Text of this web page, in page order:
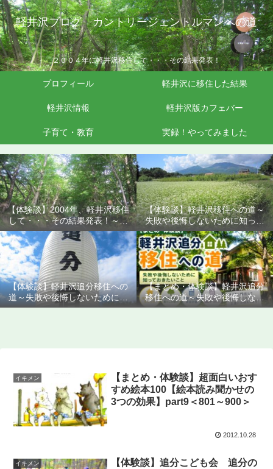
軽井沢ブログ カントリージェントルマンへの道
２００４年に軽井沢移住して・・・その結果発表！
プロフィール 軽井沢に移住した結果
軽井沢情報 軽井沢版カフェバー
子育て・教育 実録！やってみました
【体験談】2004年、軽井沢移住
して・・・その結果発表！～失
敗や後悔しないために知ってお
きたいこと
【体験談】軽井沢移住への道～
失敗や後悔しないために知って
おきたいこと
【体験談】軽井沢追分移住への
道～失敗や後悔しないために知
っておきたいこと
【まとめ・体験談】軽井沢追分
移住への道～失敗や後悔しない
ために知っておきたいこと
イキメン
【まとめ・体験談】超面白いおす
すめ絵本100【絵本読み聞かせの
3つの効果】part9＜801～900＞
2012.10.28
イキメン
【体験談】追分こども会 追分の